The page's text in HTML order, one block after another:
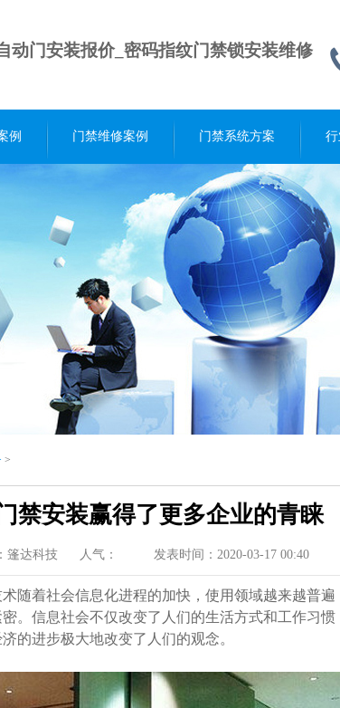
动门安装报价_密码指纹门禁锁安装维修
例 门禁维修案例 门禁系统方案
>
禁安装赢得了更多企业的青睐
篷达科技 人气： 发表时间：2020-03-17 00:40
术随着社会信息化进程的加快，使用领域越来越普
。信息社会不仅改变了人们的生活方式和工作习惯
的进步极大地改变了人们的观念。